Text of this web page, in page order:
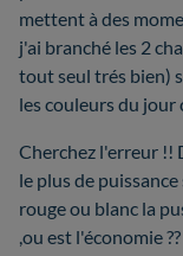
mettent à des
j'ai branché les 2
tout seul trés bien)
les couleurs du
Cherchez l'erreur !!
le plus de
rouge ou blanc la
,ou est l'économie ??